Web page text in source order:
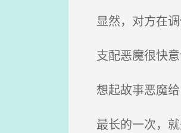
显然，对方在调
支配恶魔很快意
想起故事恶魔
最长的一次，就